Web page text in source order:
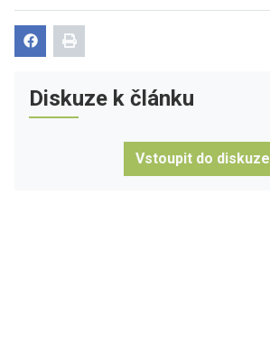
Diskuze k článku
Vstoupit do diskuze